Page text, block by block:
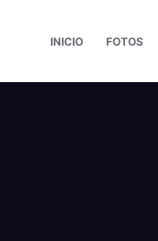
INICIO FOTOS